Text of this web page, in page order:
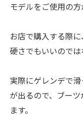
モデルをご使用の方
お店で購入する際
硬さでもいいので
実際にゲレンデで
が出るので、ブー
ます。